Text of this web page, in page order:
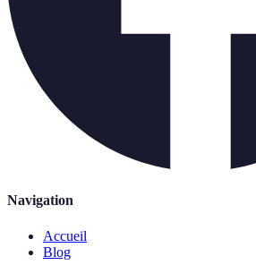
Navigation
Accueil
Blog